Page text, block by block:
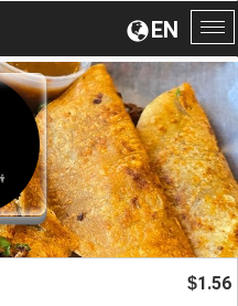
EN
$1.56